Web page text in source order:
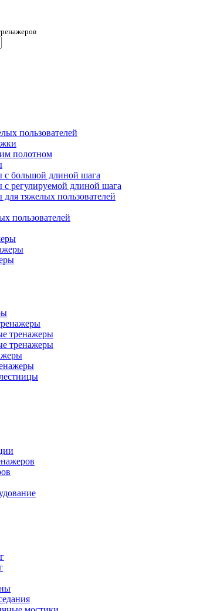
пользователей
полотном
с большой длиной шага
регулируемой длиной шага
тяжелых пользователей
пользователей
тренажеры
тренажеры